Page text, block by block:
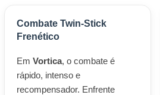
Combate Twin-Stick
Frenético
Em Vortica, o combate é
rápido, intenso e
recompensador. Enfrente